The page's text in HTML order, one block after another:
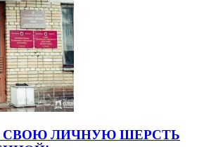
СВОЮ ЛИЧНУЮ ШЕРСТЬ